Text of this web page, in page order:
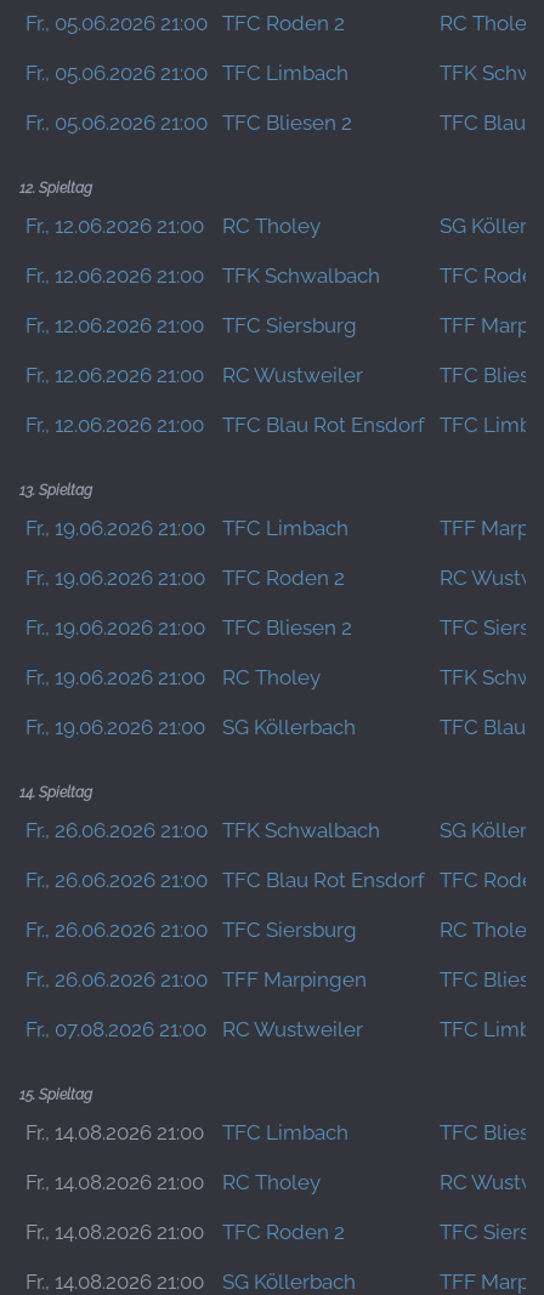
Fr., 05.06.2026 21:00 TFC Roden 2 RC Tholey
Fr., 05.06.2026 21:00 TFC Limbach TFK
Fr., 05.06.2026 21:00 TFC Bliesen 2 TFC Blau
12. Spieltag
Fr., 12.06.2026 21:00 RC Tholey SG
Fr., 12.06.2026 21:00 TFK Schwalbach TFC
Fr., 12.06.2026 21:00 TFC Siersburg TFF
Fr., 12.06.2026 21:00 RC Wustweiler TFC
Fr., 12.06.2026 21:00 TFC Blau Rot Ensdorf TFC
13. Spieltag
Fr., 19.06.2026 21:00 TFC Limbach TFF
Fr., 19.06.2026 21:00 TFC Roden 2 RC
Fr., 19.06.2026 21:00 TFC Bliesen 2 TFC
Fr., 19.06.2026 21:00 RC Tholey TFK
Fr., 19.06.2026 21:00 SG Köllerbach TFC Blau
14. Spieltag
Fr., 26.06.2026 21:00 TFK Schwalbach SG
Fr., 26.06.2026 21:00 TFC Blau Rot Ensdorf TFC
Fr., 26.06.2026 21:00 TFC Siersburg RC Tholey
Fr., 26.06.2026 21:00 TFF Marpingen TFC
Fr., 07.08.2026 21:00 RC Wustweiler TFC
15. Spieltag
Fr., 14.08.2026 21:00 TFC Limbach TFC
Fr., 14.08.2026 21:00 RC Tholey RC
Fr., 14.08.2026 21:00 TFC Roden 2 TFC
Fr., 14.08.2026 21:00 SG Köllerbach TFF